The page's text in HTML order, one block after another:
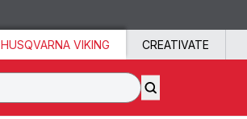
HUSQVARNA VIKING CREATIVATE